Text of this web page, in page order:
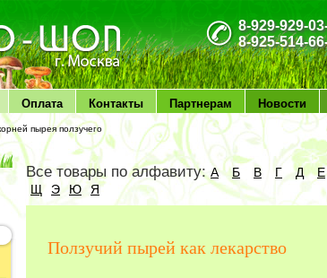
8-929-929-
8-925-514-
Оплата Контакты Партнерам Новости
пырея ползучего
Все товары по алфавиту:А Б В Г Д Е
Щ Э Ю Я
Ползучий пырей как лекарство